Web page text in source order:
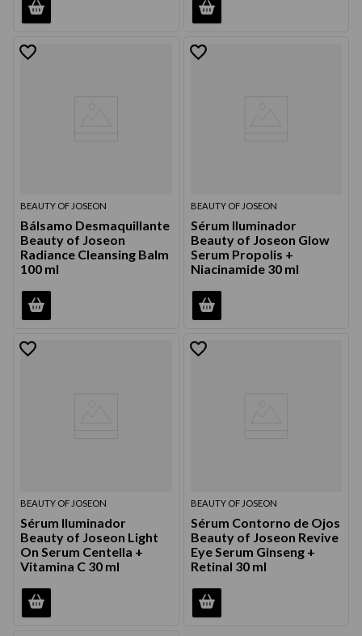
BEAUTY OF JOSEON
Bálsamo Desmaquillante
Beauty of Joseon
Radiance Cleansing Balm
100 ml
BEAUTY OF JOSEON
Sérum Iluminador
Beauty of Joseon Glow
Serum Propolis +
Niacinamide 30 ml
BEAUTY OF JOSEON
Sérum Iluminador
Beauty of Joseon Light
On Serum Centella +
Vitamina C 30 ml
BEAUTY OF JOSEON
Sérum Contorno de Ojos
Beauty of Joseon Revive
Eye Serum Ginseng +
Retinal 30 ml